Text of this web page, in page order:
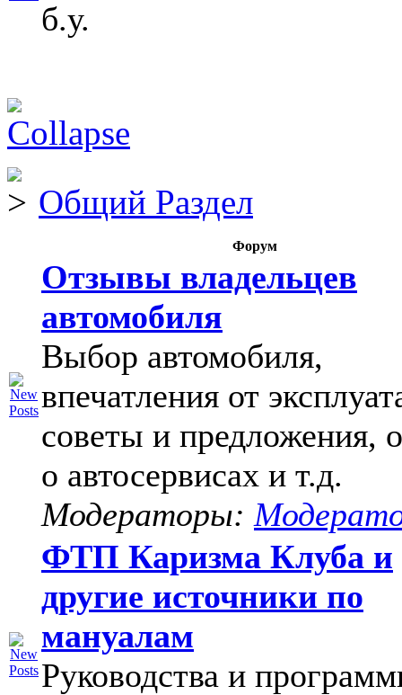
б.у.
Общий Раздел
Форум
Отзывы владельцев
автомобиля
Выбор автомобиля,
впечатления от
советы и предложения,
о автосервисах и т.д.
Модераторы:
ФТП Каризма Клуба и
другие источники по
мануалам
Руководства и